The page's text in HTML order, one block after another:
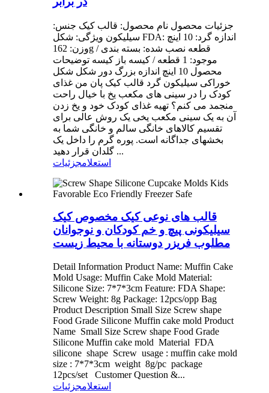
جزئیات محصول نام محصول: قالب کیک جنس:
سیلیکون ویژگی: شکل FDA: اندازه گرد: 10 اینچ
وزن: 162g / قطعه نصب شده: بسته بندی
موجود: 1 قطعه / کیسه باز کیسه توضیحات
محصول 10 اینچ اندازه بزرگ دور شکل شکل
خوراکی سیلیکون گرد قالب کیک پان من غذای
کودک را در سینی های مکعب یخ با خیال راحت
منجمد می کنم؟ تهیه غذای کودک خود و یخ زدن
آن به یک سینی مکعب یخی یک روش عالی برای
تقسیم کالاهای خانگی سالم و خانگی شما به
بخشهای جداگانه است. پوره گرم را داخل یک
گلدان قرار دهید ...
استعلامجزئیات
قالب های نوعی کیک مخصوص کیک
سیلیکونی پیچ و خم کودکان و نوجوانان
مطلوب فریزر دوستانه با محیط زیست
Detail Information Product Name: Muffin Cake
Mold Usage: Muffin Cake Mold Material:
Silicone Size: 7*7*3cm Feature: FDA Shape:
Screw Weight: 8g Package: 12pcs/opp Bag
Product Description Small Size Screw shape
Food Grade Silicone Muffin cake mold Product
Name Small Size Screw shape Food Grade
Silicone Muffin cake mold Material FDA
silicone shape Screw usage : muffin cake mold
size : 7*7*3cm weight 8g/pc package
12pcs/set Customer Question &...
استعلامجزئیات